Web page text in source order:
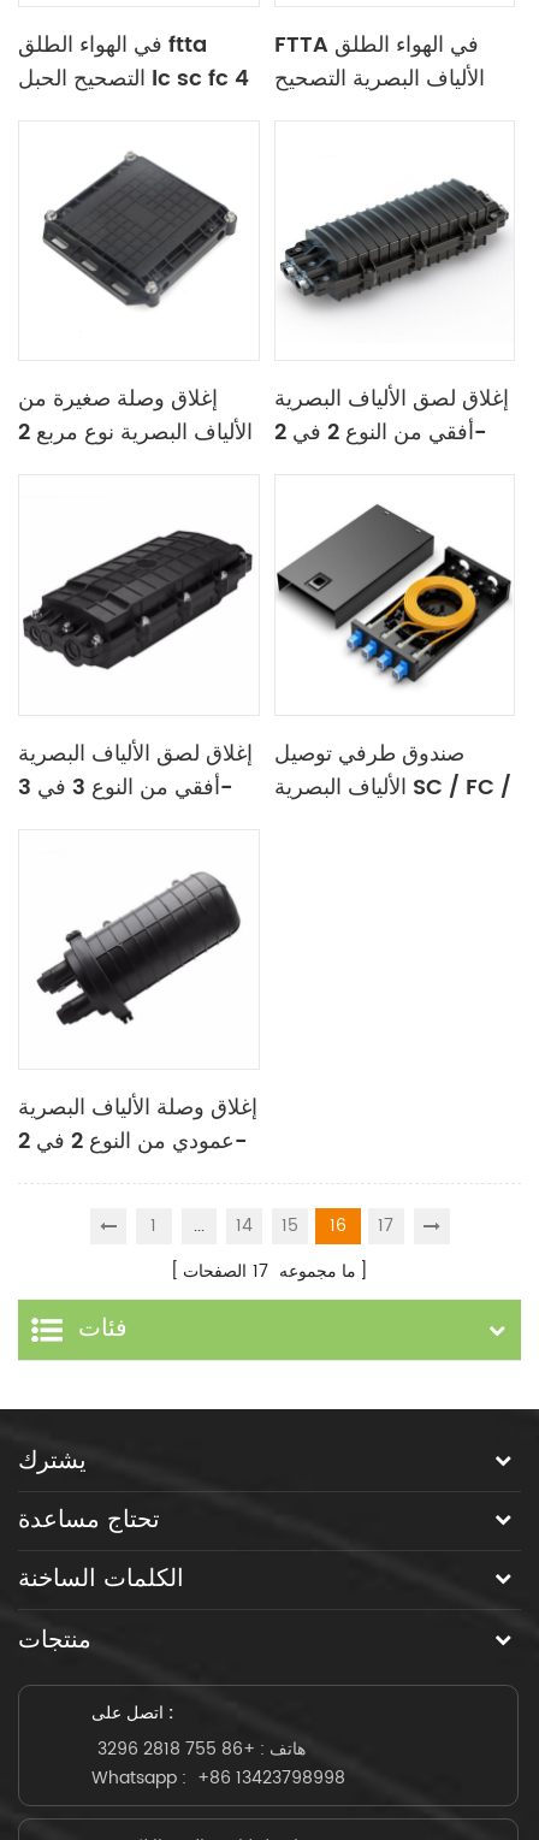
في الهواء الطلق ftta
التصحيح الحبل lc sc fc 4
FTTA في الهواء الطلق
الألياف البصرية التصحيح
إغلاق وصلة صغيرة من
الألياف البصرية نوع مربع 2
إغلاق لصق الألياف البصرية
أفقي من النوع 2 في 2-
إغلاق لصق الألياف البصرية
أفقي من النوع 3 في 3-
صندوق طرفي توصيل
الألياف البصرية SC / FC /
إغلاق وصلة الألياف البصرية
عمودي من النوع 2 في 2-
out
1 ... 14 15 16
17
ما مجموعه 17 الصفحات
فئات
يشترك
تحتاج مساعدة
الكلمات الساخنة
منتجات
اتصل على :
هاتف : +86 755 2818 3296
Whatsapp : +86 13423798998